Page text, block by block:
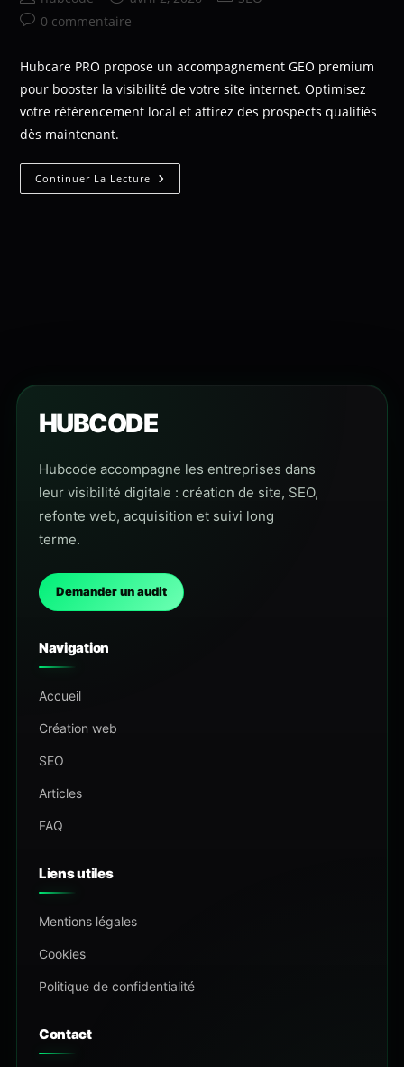
0 commentaire
Hubcare PRO propose un accompagnement GEO premium
pour booster la visibilité de votre site internet. Optimisez
votre référencement local et attirez des prospects qualifiés
dès maintenant.
Continuer La Lecture
HUBCODE
Hubcode accompagne les entreprises dans
leur visibilité digitale : création de site, SEO,
refonte web, acquisition et suivi long
terme.
Demander un audit
Navigation
Accueil
Création web
SEO
Articles
FAQ
Liens utiles
Mentions légales
Cookies
Politique de confidentialité
Contact